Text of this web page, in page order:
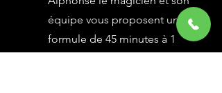
équipe vous proposent une
formule de 45 minutes à 1